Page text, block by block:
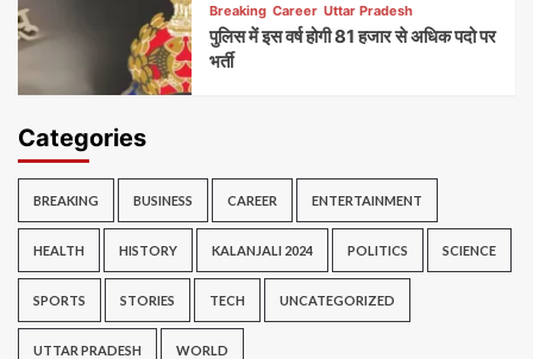
Breaking Career Uttar Pradesh
पुलिस में इस वर्ष होगी 81 हजार से अधिक पदो पर
भर्ती
Categories
BREAKING BUSINESS CAREER ENTERTAINMENT
HEALTH HISTORY KALANJALI 2024 POLITICS SCIENCE
SPORTS STORIES TECH UNCATEGORIZED
UTTAR PRADESH WORLD